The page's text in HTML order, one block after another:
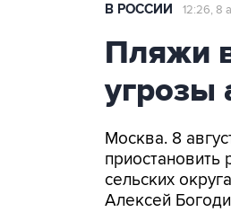
В РОССИИ 12:26, 8
Пляжи
угрозы
Москва. 8
сельских
Алексей